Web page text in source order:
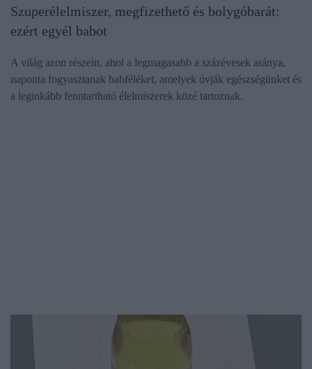
Szuperélelmiszer, megfizethető és bolygóbarát:
ezért egyél babot
A világ azon részein, ahol a legmagasabb a százévesek aránya,
naponta fogyasztanak babféléket, amelyek óvják egészségünket és
a leginkább fenntartható élelmiszerek közé tartoznak.